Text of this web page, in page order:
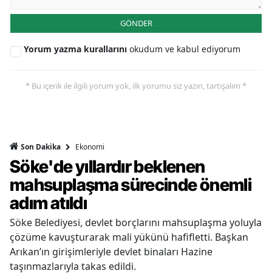
GÖNDER
Yorum yazma kurallarını okudum ve kabul ediyorum
* Bu içerik ile ilgili yorum yok, ilk yorumu siz yazın, tartışalım *
Son Dakika Ekonomi
Söke'de yıllardır beklenen
mahsuplaşma sürecinde önemli
adım atıldı
Söke Belediyesi, devlet borçlarını mahsuplaşma yoluyla
çözüme kavuşturarak mali yükünü hafifletti. Başkan
Arıkan’ın girişimleriyle devlet binaları Hazine
taşınmazlarıyla takas edildi.